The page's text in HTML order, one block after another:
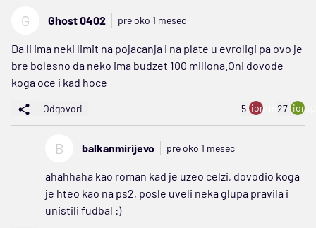
G Ghost 0402 pre oko 1 mesec
Da li ima neki limit na pojacanja i na plate u evroligi pa ovo je
bre bolesno da neko ima budzet 100 miliona.Oni dovode
koga oce i kad hoce
Odgovori 5 ion:minus
27
B balkanmirijevo pre oko 1 mesec
ahahhaha kao roman kad je uzeo celzi, dovodio koga
je hteo kao na ps2, posle uveli neka glupa pravila i
unistili fudbal :)